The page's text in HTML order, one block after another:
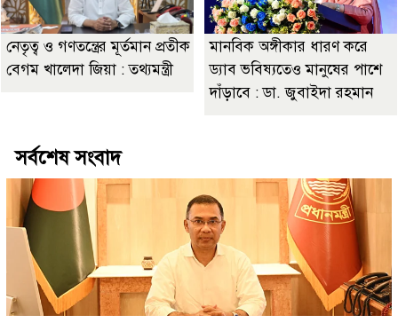
নেতৃত্ব ও গণতন্ত্রের মূর্তমান প্রতীক
বেগম খালেদা জিয়া : তথ্যমন্ত্রী
মানবিক অঙ্গীকার ধারণ করে
ড্যাব ভবিষ্যতেও মানুষের পাশে
দাঁড়াবে : ডা. জুবাইদা রহমান
সর্বশেষ সংবাদ